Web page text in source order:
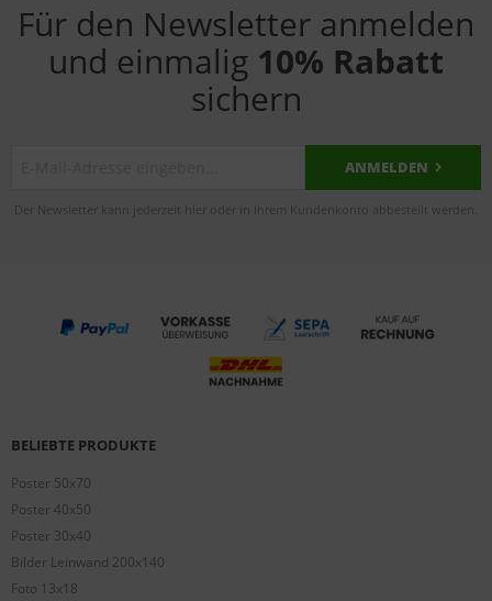
Für den Newsletter anmelden
und einmalig 10% Rabatt
sichern
ANMELDEN
Der Newsletter kann jederzeit hier oder in Ihrem Kundenkonto abbestellt werden.
BELIEBTE PRODUKTE
Poster 50x70
Poster 40x50
Poster 30x40
Bilder Leinwand 200x140
Foto 13x18